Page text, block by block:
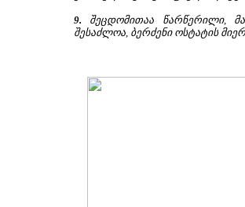
9. შეცდომითაა წარწერილი,
შესაძლოა, ბერძენი ოსტატის